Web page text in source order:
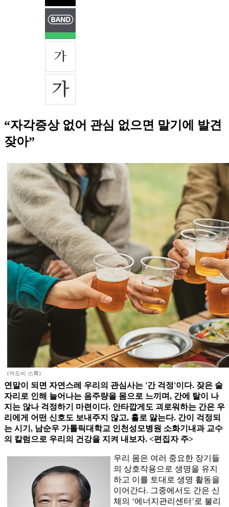
“자각증상 없어 관심 없으면 말기에 발견
잦아”
(어도비 스톡)
연말이 되면 자연스레 우리의 관심사는 '간 걱정'이다. 잦은 술
자리로 인해 늘어나는 음주량을 몸으로 느끼며, 간에 탈이 나
지는 않나 걱정하기 마련이다. 안타깝게도 괴로워하는 간은 우
리에게 어떤 신호도 보내주지 않고, 홀로 앓는다. 간이 걱정되
는 시기, 남순우 가톨릭대학교 인천성모병원 소화기내과 교수
의 칼럼으로 우리의 건강을 지켜 내보자. <편집자 주>
우리 몸은 여러 중요한 장기들
의 상호작용으로 생명을 유지
하고 이를 토대로 생명 활동을
이어간다. 그중에서도 간은 신
체의 ‘에너지관리센터’로 불리